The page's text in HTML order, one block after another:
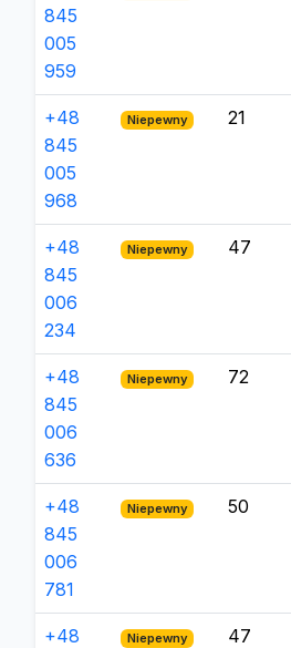
845
005
959
+48
845
005
968
Niepewny 21
+48
845
006
234
Niepewny 47
+48
845
006
636
Niepewny 72
+48
845
006
781
Niepewny 50
+48
Niepewny 47